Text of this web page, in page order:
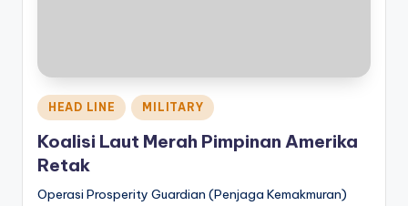
Posted
in
HEAD LINE MILITARY
Koalisi Laut Merah Pimpinan Amerika
Retak
Operasi Prosperity Guardian (Penjaga Kemakmuran)